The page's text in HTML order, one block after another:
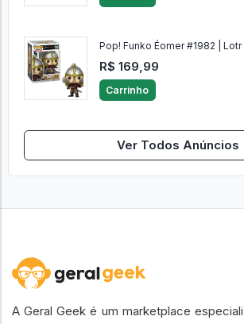
Pop! Funko Éomer #1982 | Lotr |
R$ 169,99
Carrinho
Ver Todos Anúncios
A Geral Geek é um marketplace